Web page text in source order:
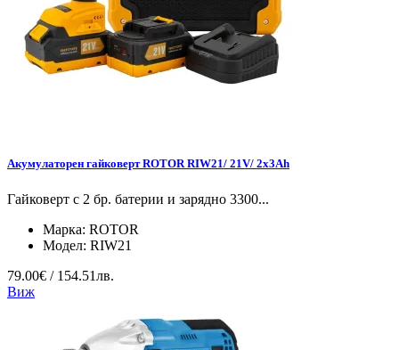
Акумулаторен гайковерт ROTOR RIW21/ 21V/ 2x3Ah
Гайковерт с 2 бр. батерии и зарядно 3300...
Марка: ROTOR
Модел: RIW21
79.00€ / 154.51лв.
Виж